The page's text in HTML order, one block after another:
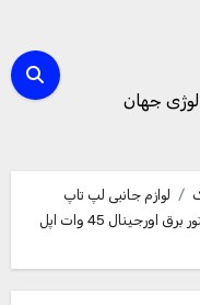
جهان
لوازم جانبی لپ تاپ
مشخصات – ویژگی ها و قیمت خرید آداپتور برق اورجینال 45 وات اپل